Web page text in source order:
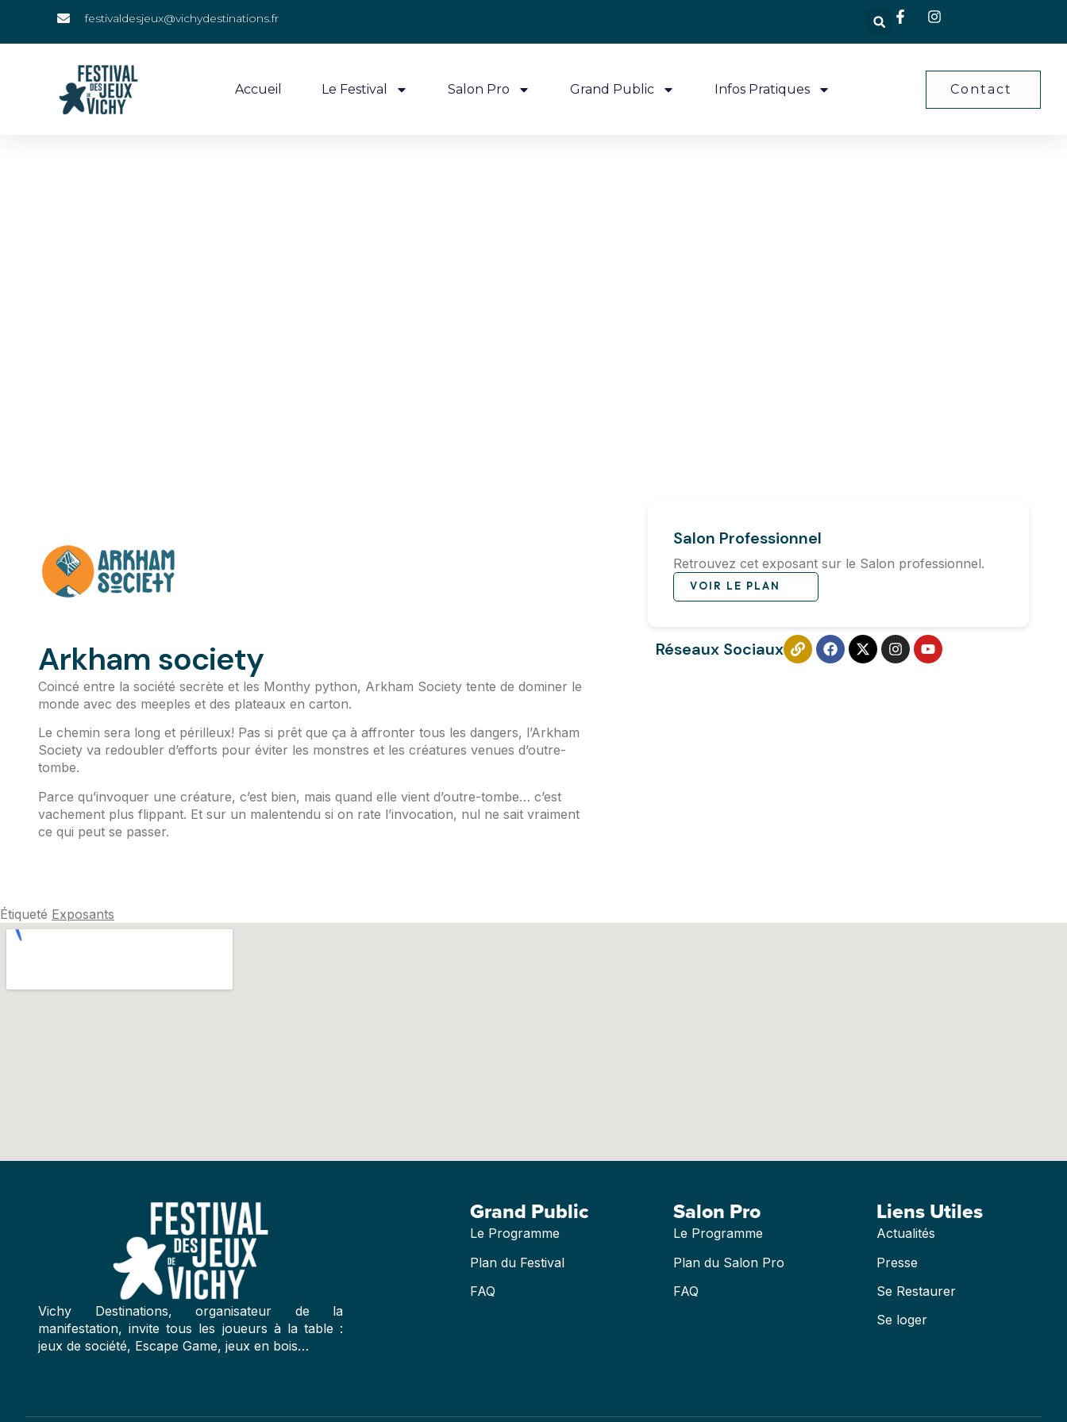
festivaldesjeux@vichydestinations.fr
Accueil Le Festival Salon Pro Grand Public Infos Pratiques Contact
Arkham society
Coincé entre la société secrète et les Monthy python, Arkham Society tente de dominer le
monde avec des meeples et des plateaux en carton.
Le chemin sera long et périlleux! Pas si prêt que ça à affronter tous les dangers, l’Arkham
Society va redoubler d’efforts pour éviter les monstres et les créatures venues d’outre-
tombe.
Parce qu’invoquer une créature, c’est bien, mais quand elle vient d’outre-tombe… c’est
vachement plus flippant. Et sur un malentendu si on rate l’invocation, nul ne sait vraiment
ce qui peut se passer.
Salon Professionnel
Retrouvez cet exposant sur le Salon professionnel.
VOIR LE PLAN
Réseaux Sociaux
Étiqueté Exposants
Vichy Destinations, organisateur de la
manifestation, invite tous les joueurs à la table :
jeux de société, Escape Game, jeux en bois…
Grand Public
Le Programme
Plan du Festival
FAQ
Salon Pro
Le Programme
Plan du Salon Pro
FAQ
Liens Utiles
Actualités
Presse
Se Restaurer
Se loger